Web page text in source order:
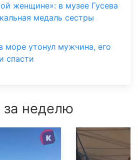
женщине»: в музее Гусева
медаль сестры
море утонул мужчина, его
спасти
за неделю